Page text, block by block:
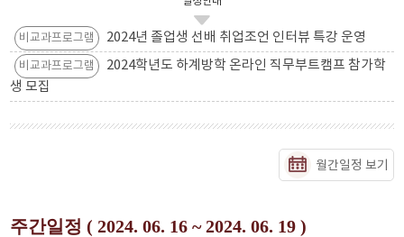
비교과프로그램 2024년 졸업생 선배 취업조언 인터뷰 특강 운영
비교과프로그램
2024학년도 하계방학 온라인 직무부트캠프 참가학
생 모집
월간일정 보기
주간일정 ( 2024. 06. 16 ~ 2024. 06. 19 )